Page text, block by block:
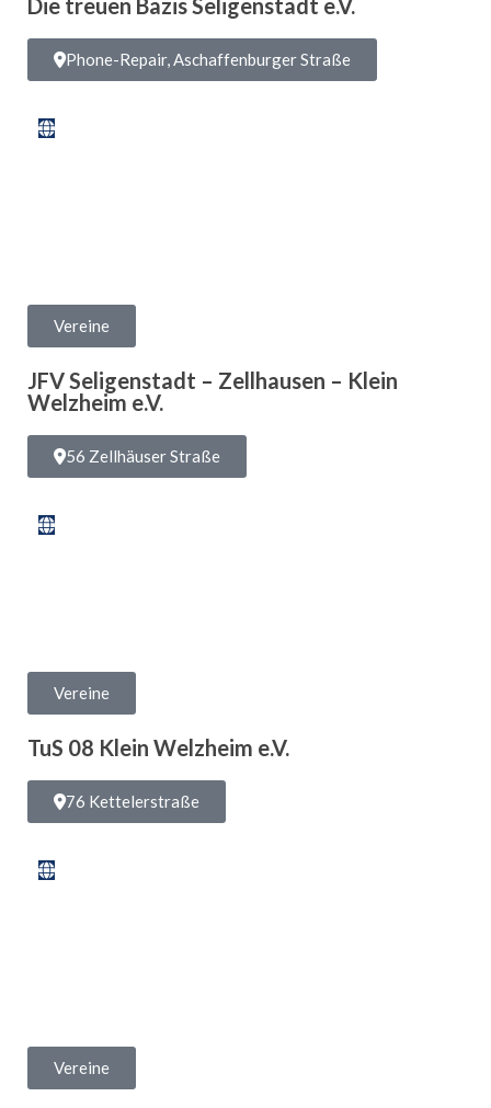
Die treuen Bazis Seligenstadt e.V.
Phone-Repair, Aschaffenburger Straße
Vereine
JFV Seligenstadt – Zellhausen – Klein
Welzheim e.V.
56 Zellhäuser Straße
Vereine
TuS 08 Klein Welzheim e.V.
76 Kettelerstraße
Vereine